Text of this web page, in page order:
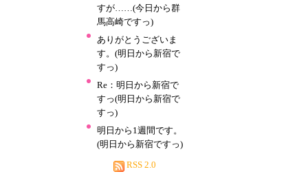
すが……(今日から群
馬高崎ですっ)
ありがとうございま
す。(明日から新宿で
すっ)
Re：明日から新宿で
すっ(明日から新宿で
すっ)
明日から1週間です。
(明日から新宿ですっ)
RSS 2.0